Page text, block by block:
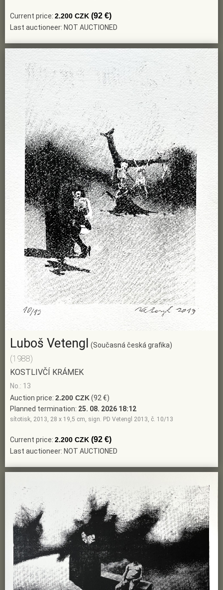
Current price: 2.200 CZK (92 €)
Last auctioneer: NOT AUCTIONED
Luboš Vetengl (Současná česká grafika)
(1988)
KOSTLIVČÍ KRÁMEK
No.: 13
Auction price: 2.200 CZK(92 €)
Planned termination: 25. 08. 2026 18:12
sítotisk, 2013, 28 x 19,5 cm, sign. PD Vetengl 2013, č. 10/13
Current price: 2.200 CZK (92 €)
Last auctioneer: NOT AUCTIONED